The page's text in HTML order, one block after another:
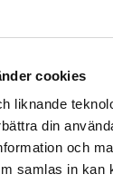
cookies
liknande
din
och
samlas in kan
Mål i